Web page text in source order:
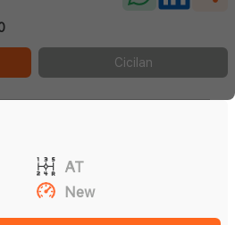
Cicilan
AT
New